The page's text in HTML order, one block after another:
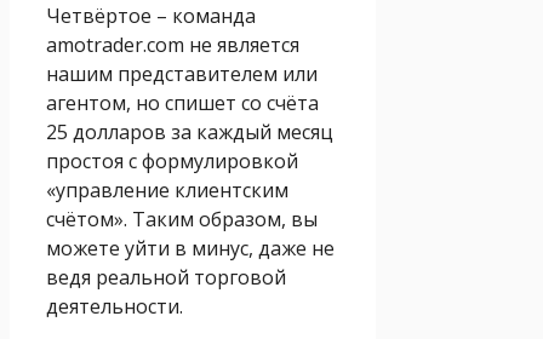
Четвёртое – команда
amotrader.com не является
нашим представителем или
агентом, но спишет со счёта
25 долларов за каждый месяц
простоя с формулировкой
«управление клиентским
счётом». Таким образом, вы
можете уйти в минус, даже не
ведя реальной торговой
деятельности.